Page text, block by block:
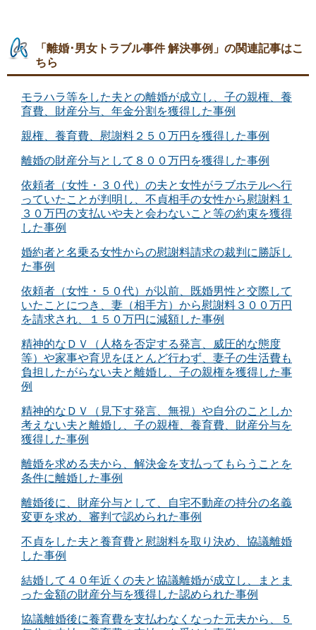
「離婚･男女トラブル事件 解決事例」の関連記事はこ
ちら
モラハラ等をした夫との離婚が成立し、子の親権、養
育費、財産分与、年金分割を獲得した事例
親権、養育費、慰謝料２５０万円を獲得した事例
離婚の財産分与として８００万円を獲得した事例
依頼者（女性・３０代）の夫と女性がラブホテルへ行
っていたことが判明し、不貞相手の女性から慰謝料１
３０万円の支払いや夫と会わないこと等の約束を獲得
した事例
婚約者と名乗る女性からの慰謝料請求の裁判に勝訴し
た事例
依頼者（女性・５０代）が以前、既婚男性と交際して
いたことにつき、妻（相手方）から慰謝料３００万円
を請求され、１５０万円に減額した事例
精神的なＤＶ（人格を否定する発言、威圧的な態度
等）や家事や育児をほとんど行わず、妻子の生活費も
負担したがらない夫と離婚し、子の親権を獲得した事
例
精神的なＤＶ（見下す発言、無視）や自分のことしか
考えない夫と離婚し、子の親権、養育費、財産分与を
獲得した事例
離婚を求める夫から、解決金を支払ってもらうことを
条件に離婚した事例
離婚後に、財産分与として、自宅不動産の持分の名義
変更を求め、審判で認められた事例
不貞をした夫と養育費と慰謝料を取り決め、協議離婚
した事例
結婚して４０年近くの夫と協議離婚が成立し、まとま
った金額の財産分与を獲得した認められた事例
協議離婚後に養育費を支払わなくなった元夫から、５